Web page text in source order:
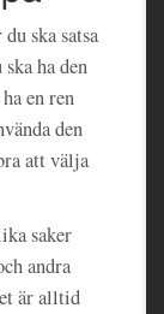
ska satsa
ha den
en ren
den
att välja
saker
andra
är alltid